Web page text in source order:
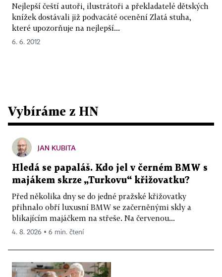
Nejlepší čeští autoři, ilustrátoři a překladatelé dětských
knížek dostávali již podvacáté ocenění Zlatá stuha,
které upozorňuje na nejlepší...
6. 6. 2012
Vybíráme z HN
JAN KUBITA
Hledá se papaláš. Kdo jel v černém BMW s
majákem skrze „Turkovu“ křižovatku?
Před několika dny se do jedné pražské křižovatky
přihnalo obří luxusní BMW se začerněnými skly a
blikajícím majáčkem na střeše. Na červenou...
4. 8. 2026 ▪ 6 min. čtení